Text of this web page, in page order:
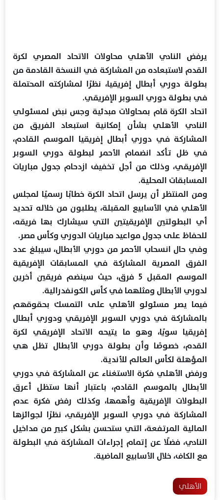
يرفض النادي الأهلي محاولات الاتحاد المصري لكرة
القدم لاستبعاده من المشاركة في النسخة القادمة من
بطولة دوري أبطال إفريقيا، نظرًا لمشاركته المحتملة
في بطولة دوري السوبر الإفريقي.
اتحاد الكرة قام بمحاولات مبدئية وجس نبض لمسئولي
النادي الأهلي بشأن إمكانية استبعاد الفريق من
المشاركة في دوري أبطال إفريقيا الموسم القادم،
في ظل تأكد انضمام الأحمر لبطولة دوري السوبر
الإفريقي، وذلك من أجل تخفيف ازدحام جدول مباريات
المسابقات المحلية.
ومن المنتظر أن يرسل اتحاد الكرة خطابًا رسميًا لمجلس
الأهلي في الأسابيع المقبلة، يطلبون من خلاله تحديد
أي البطولتين الإفريقيتين التي سيشارك بها فريقه،
للحفاظ على جدول مواعيد مباريات الدوري وكأس مصر.
وفي حال انسحاب الأحمر من دوري الأبطال، سيبلغ عدد
الفرق المصرية المشاركة في المسابقات الإفريقية
الموسم المقبل 5 فرق، حيث سينضم فريقين أخرين
لدوري الأبطال ومثلهما في كأس الكونفدرالية.
فيما يصر مسئولو الأهلي على التمسك بحقوقهم
بالمشاركة في دوري السوبر الإفريقي ودوري أبطال
إفريقيا سويًا، وهو ما يتيحه الاتحاد الإفريقي لكرة
القدم، خصوصًا وأن بطولة دوري الأبطال تظل هي
المؤهلة لكأس العالم للأندية.
ورفض الأهلي فكرة الاستغناء عن المشاركة في دوري
الأبطال بالموسم القادم، باعتبار أنها ستظل أعرق
البطولات الإفريقية وأهمها، وكذلك رفض فكرة عدم
المشاركة في دوري السوبر الإفريقي، نظرًا لجوائزها
المالية المرتفعة، التي ستحسن بشكل كبير من مداخيل
النادي، فضلًا عن إتمام إجراءات المشاركة في البطولة
مع الكاف، خلال الأسابيع الماضية.
الأهلي